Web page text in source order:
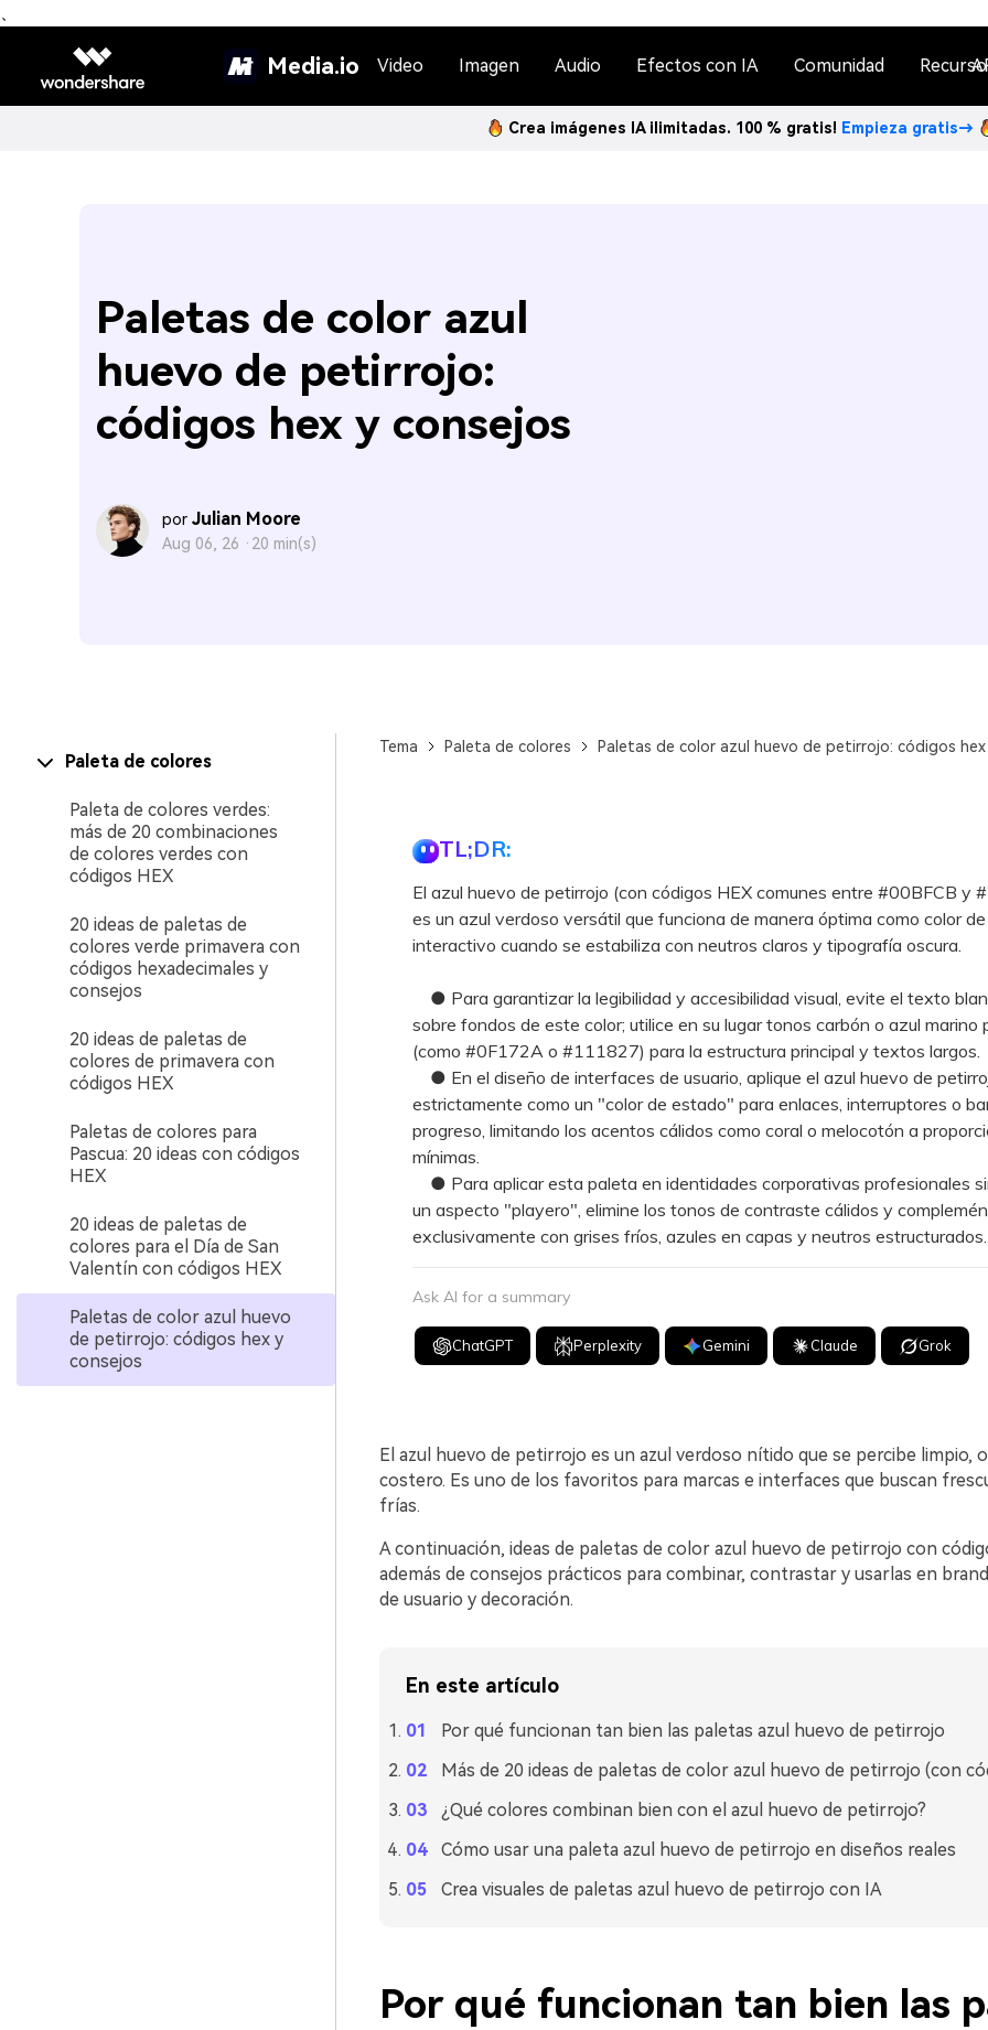
、
Media.io Video Imagen Audio Efectos con IA Comunidad
Crea imágenes IA ilimitadas. 100 % gratis! Empieza gratis→
Paletas de color azul
huevo de petirrojo:
códigos hex y consejos
por Julian Moore
Aug 06, 26 · 20 min(s)
Paleta de colores
Paleta de colores verdes:
más de 20 combinaciones
de colores verdes con
códigos HEX
20 ideas de paletas de
colores verde primavera con
códigos hexadecimales y
consejos
20 ideas de paletas de
colores de primavera con
códigos HEX
Paletas de colores para
Pascua: 20 ideas con códigos
HEX
20 ideas de paletas de
colores para el Día de San
Valentín con códigos HEX
Paletas de color azul huevo
de petirrojo: códigos hex y
consejos
Tema Paleta de colores Paletas de color azul huevo de petirrojo: códigos
TL;DR:
El azul huevo de petirrojo (con códigos HEX comunes entre #00BFCB y
es un azul verdoso versátil que funciona de manera óptima como color
interactivo cuando se estabiliza con neutros claros y tipografía oscura.
● Para garantizar la legibilidad y accesibilidad visual, evite el texto
sobre fondos de este color; utilice en su lugar tonos carbón o azul marino
(como #0F172A o #111827) para la estructura principal y textos largos.
● En el diseño de interfaces de usuario, aplique el azul huevo de
estrictamente como un "color de estado" para enlaces, interruptores o
progreso, limitando los acentos cálidos como coral o melocotón a
mínimas.
● Para aplicar esta paleta en identidades corporativas profesionales
un aspecto "playero", elimine los tonos de contraste cálidos y
exclusivamente con grises fríos, azules en capas y neutros estructurados.
Ask AI for a summary
ChatGPT Perplexity Gemini Claude Grok
El azul huevo de petirrojo es un azul verdoso nítido que se percibe limpio,
costero. Es uno de los favoritos para marcas e interfaces que buscan
frías.
A continuación, ideas de paletas de color azul huevo de petirrojo con
además de consejos prácticos para combinar, contrastar y usarlas en
de usuario y decoración.
En este artículo
Por qué funcionan tan bien las paletas azul huevo de petirrojo
Más de 20 ideas de paletas de color azul huevo de petirrojo (con
¿Qué colores combinan bien con el azul huevo de petirrojo?
Cómo usar una paleta azul huevo de petirrojo en diseños reales
Crea visuales de paletas azul huevo de petirrojo con IA
Por qué funcionan tan bien las